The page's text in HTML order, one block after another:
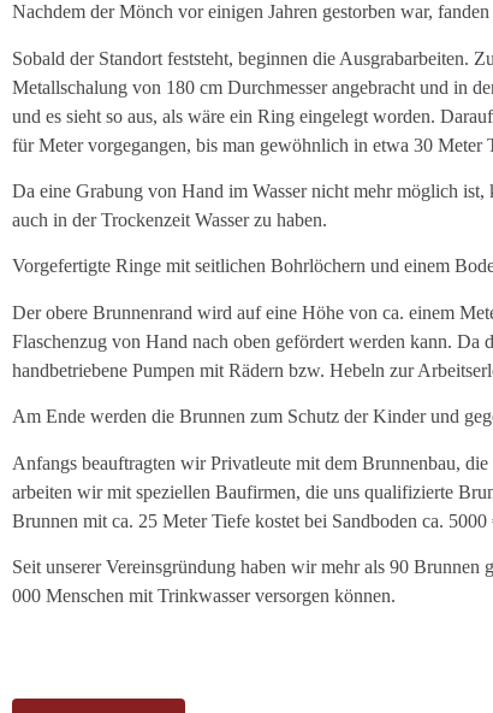
Nachdem der Mönch vor einigen Jahren gestorben war,
Sobald der Standort feststeht, beginnen die Ausgrabarbeiten.
Metallschalung von 180 cm Durchmesser angebracht und in
und es sieht so aus, als wäre ein Ring eingelegt worden.
für Meter vorgegangen, bis man gewöhnlich in etwa 30 Meter
Da eine Grabung von Hand im Wasser nicht mehr möglich
auch in der Trockenzeit Wasser zu haben.
Vorgefertigte Ringe mit seitlichen Bohrlöchern und einem
Der obere Brunnenrand wird auf eine Höhe von ca. einem
Flaschenzug von Hand nach oben gefördert werden kann.
handbetriebene Pumpen mit Rädern bzw. Hebeln zur
Am Ende werden die Brunnen zum Schutz der Kinder und
Anfangs beauftragten wir Privatleute mit dem Brunnenbau,
arbeiten wir mit speziellen Baufirmen, die uns qualifizierte
Brunnen mit ca. 25 Meter Tiefe kostet bei Sandboden ca.
Seit unserer Vereinsgründung haben wir mehr als 90
000 Menschen mit Trinkwasser versorgen können.